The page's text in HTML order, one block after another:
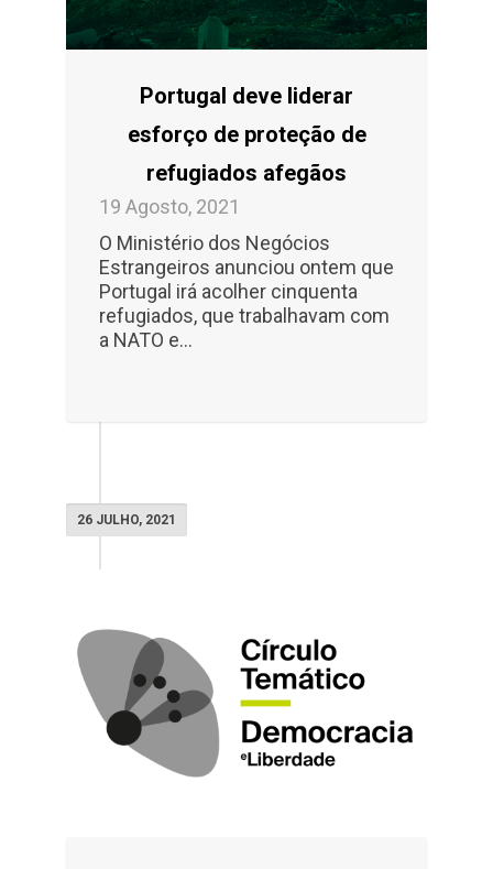
Portugal deve liderar
esforço de proteção de
refugiados afegãos
19 Agosto, 2021
O Ministério dos Negócios
Estrangeiros anunciou ontem que
Portugal irá acolher cinquenta
refugiados, que trabalhavam com
a NATO e...
26 JULHO, 2021